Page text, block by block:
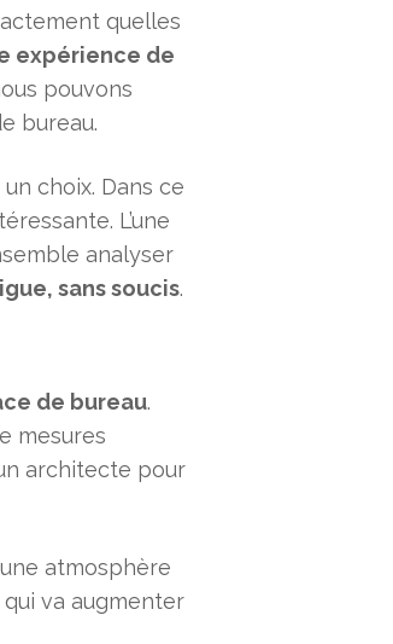
quelles
expérience de
pouvons
bureau.
choix. Dans ce
L’une
analyser
sans soucis.
de bureau.
mesures
architecte pour
atmosphère
va augmenter